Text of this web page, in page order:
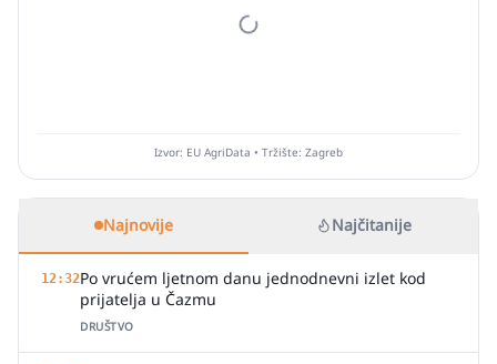
Izvor: EU AgriData • Tržište: Zagreb
Najnovije Najčitanije
12:32Po vrućem ljetnom danu jednodnevni izlet kod
prijatelja u Čazmu
DRUŠTVO